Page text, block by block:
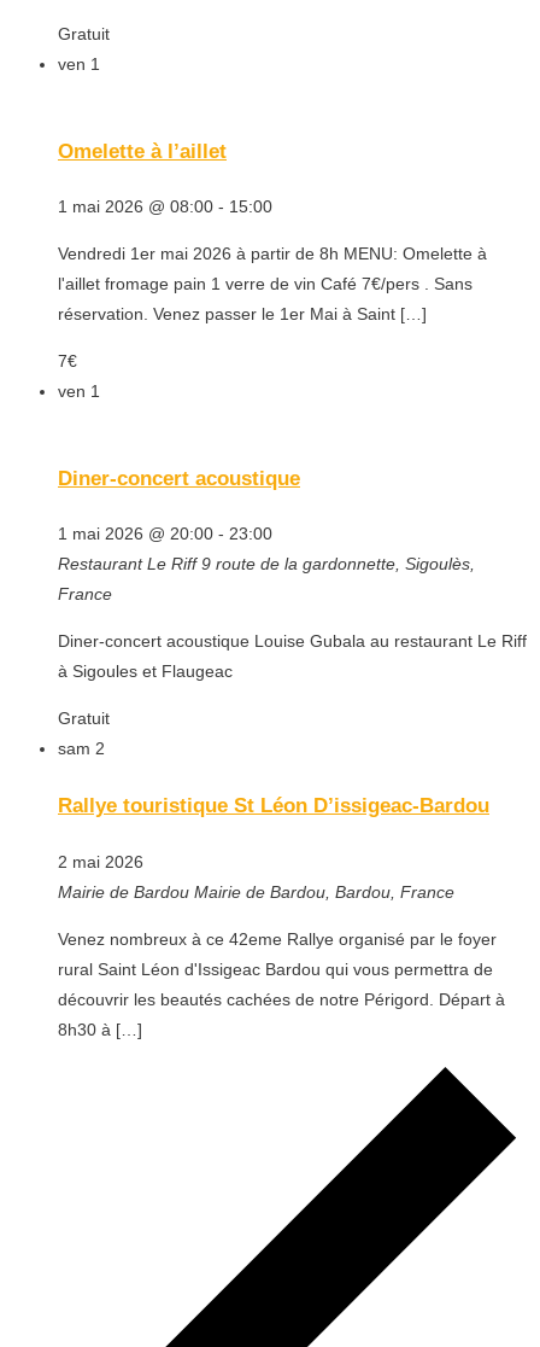
Gratuit
ven 1
Omelette à l’aillet
1 mai 2026 @ 08:00 - 15:00
Vendredi 1er mai 2026 ​à partir de 8h MENU: Omelette à
l'aillet fromage pain 1 verre de vin Café 7€/pers . Sans
réservation. Venez passer le 1er Mai à Saint […]
7€
ven 1
Diner-concert acoustique
1 mai 2026 @ 20:00 - 23:00
Restaurant Le Riff9 route de la gardonnette, Sigoulès,
France
Diner-concert acoustique Louise Gubala au restaurant Le Riff
à Sigoules et Flaugeac
Gratuit
sam 2
Rallye touristique St Léon D’issigeac-Bardou
2 mai 2026
Mairie de Bardou Mairie de Bardou, Bardou, France
Venez nombreux à ce 42eme Rallye organisé par le foyer
rural Saint Léon d'Issigeac Bardou qui vous permettra de
découvrir les beautés cachées de notre Périgord. Départ à
8h30 à […]